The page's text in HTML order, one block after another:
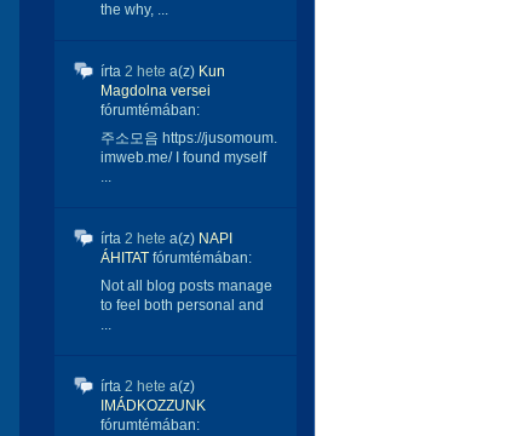
the why, ...
írta 2 hete a(z) Kun
Magdolna versei
fórumtémában:
주소모음 https://jusomoum.
imweb.me/ I found myself
...
írta 2 hete a(z) NAPI
ÁHITAT fórumtémában:
Not all blog posts manage
to feel both personal and
...
írta 2 hete a(z)
IMÁDKOZZUNK
fórumtémában: